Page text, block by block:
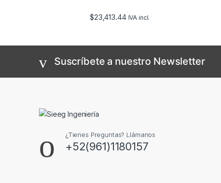
$23,413.44 IVA incl.
Suscríbete a nuestro Newsletter
¿Tienes Preguntas? Llámanos
+52(961)1180157